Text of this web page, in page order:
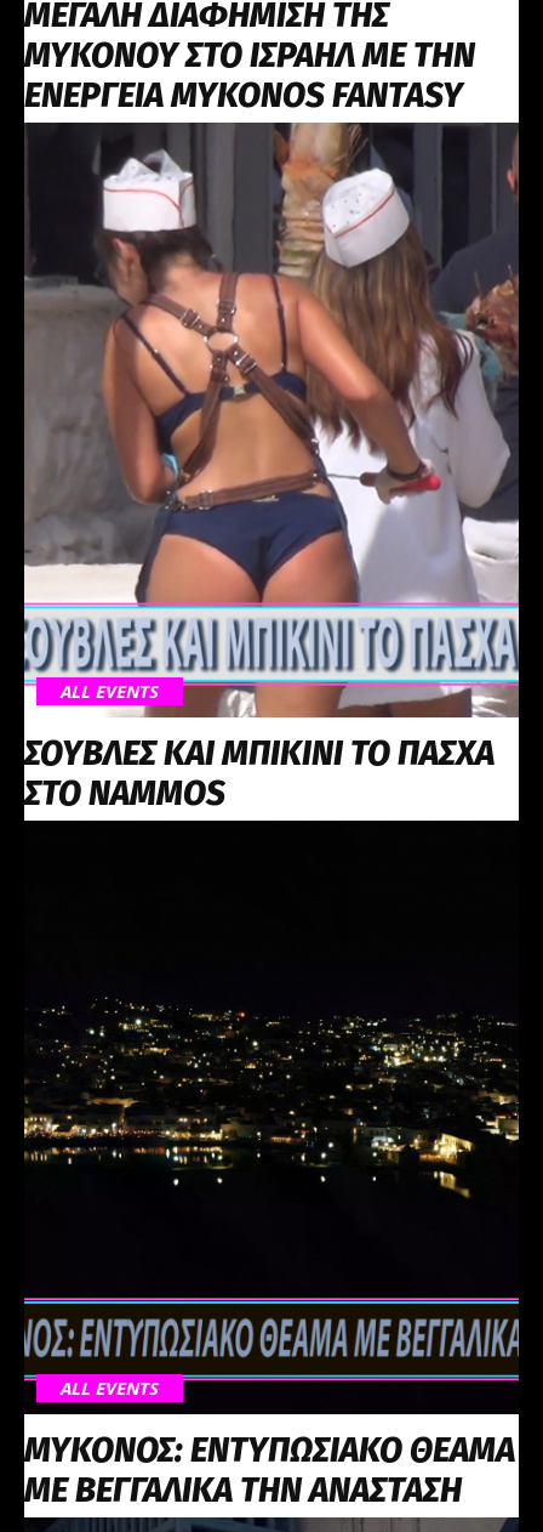
ΜΕΓΑΛΗ ΔΙΑΦΗΜΙΣΗ ΤΗΣ
ΜΥΚΟΝΟΥ ΣΤΟ ΙΣΡΑΗΛ ΜΕ ΤΗΝ
ΕΝΕΡΓΕΙΑ MYKONOS FANTASY
ALL EVENTS
ΣΟΥΒΛΕΣ ΚΑΙ ΜΠΙΚΙΝΙ ΤΟ ΠΑΣΧΑ
ΣΤΟ NAMMOS
ALL EVENTS
ΜΥΚΟΝΟΣ: ΕΝΤΥΠΩΣΙΑΚΟ ΘΕΑΜΑ
ΜΕ ΒΕΓΓΑΛΙΚΑ ΤΗΝ ΑΝΑΣΤΑΣΗ